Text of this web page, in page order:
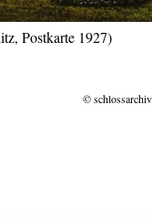
Postkarte 1927)
©